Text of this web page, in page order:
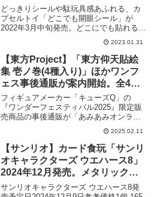
ル！全5種。
どっきりシールや駄玩具感あふれる、カ
プセルトイ「どこでも開眼シール」が
2022年3月中旬発売。どこにでも貼れる目
の形のシール全5種。どこでも開眼シール
楽天市場で「どこでも開眼シール」を見
る▶︎一回200円(税込)2022年3月発売アミ
ューズ...
2023.01.31
【東方Project】「東方仰天貼絵
集 壱ノ巻(4種入り)」ほかワンフ
ェス事後通販が案内開始。全4種×
各2サイズ。グリーンハウス描き
下ろし。
フィギュアメーカー「キューズQ」の
『ワンダーフェスティバル2025』限定販
売商品の事後通販が「あみあみオンライ
ンショップ」にて期間限定で案内中。ワ
ンフェス等イベントのみで販売されてい
たグリーンハウス描き下ろしのステッカ
ー4種セット「「東方P...
2025.02.11
【サンリオ】カード食玩「サンリ
オキャラクターズ ウエハース8」
2024年12月発売。メタリックプ
ラカード 全30種。
サンリオキャラクターズ ウエハース8発